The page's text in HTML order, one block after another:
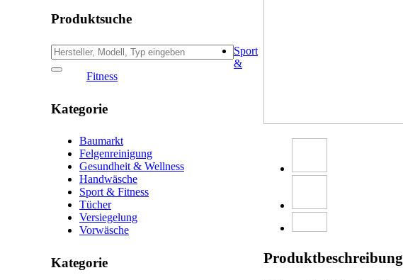
Produktsuche
Sport
&
Fitness
Kategorie
Baumarkt
Felgenreinigung
Gesundheit & Wellness
Handwäsche
Sport & Fitness
Tücher
Versiegelung
Vorwäsche
Kategorie Produktbeschreibung